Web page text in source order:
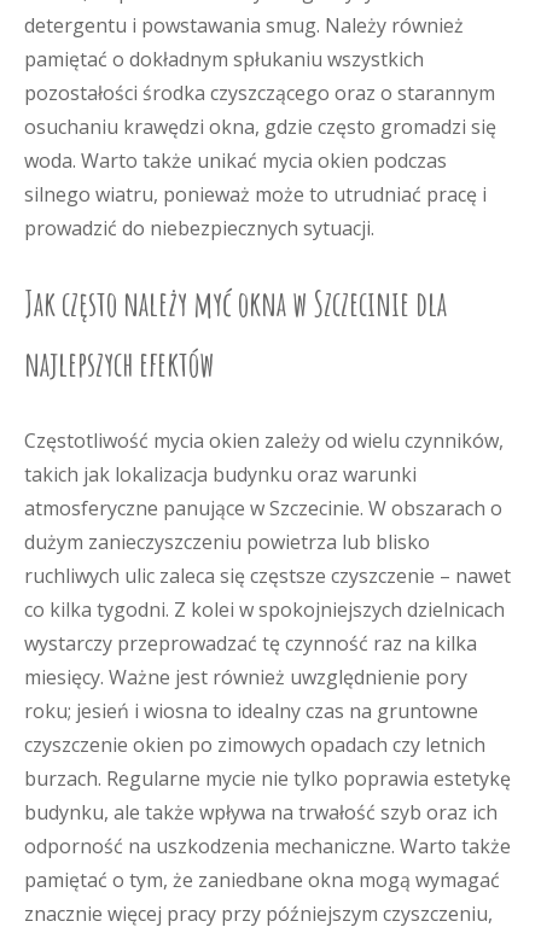
detergentu i powstawania smug. Należy również
pamiętać o dokładnym spłukaniu wszystkich
pozostałości środka czyszczącego oraz o starannym
osuchaniu krawędzi okna, gdzie często gromadzi się
woda. Warto także unikać mycia okien podczas
silnego wiatru, ponieważ może to utrudniać pracę i
prowadzić do niebezpiecznych sytuacji.
Jak często należy myć okna w Szczecinie dla
najlepszych efektów
Częstotliwość mycia okien zależy od wielu czynników,
takich jak lokalizacja budynku oraz warunki
atmosferyczne panujące w Szczecinie. W obszarach o
dużym zanieczyszczeniu powietrza lub blisko
ruchliwych ulic zaleca się częstsze czyszczenie – nawet
co kilka tygodni. Z kolei w spokojniejszych dzielnicach
wystarczy przeprowadzać tę czynność raz na kilka
miesięcy. Ważne jest również uwzględnienie pory
roku; jesień i wiosna to idealny czas na gruntowne
czyszczenie okien po zimowych opadach czy letnich
burzach. Regularne mycie nie tylko poprawia estetykę
budynku, ale także wpływa na trwałość szyb oraz ich
odporność na uszkodzenia mechaniczne. Warto także
pamiętać o tym, że zaniedbane okna mogą wymagać
znacznie więcej pracy przy późniejszym czyszczeniu,